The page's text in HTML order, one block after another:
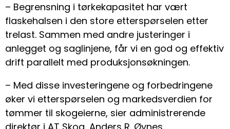
– Begrensning i tørkekapasitet har vært
flaskehalsen i den store etterspørselen etter
trelast. Sammen med andre justeringer i
anlegget og saglinjene, får vi en god og effektiv
drift parallelt med produksjonsøkningen.
– Med disse investeringene og forbedringene
øker vi etterspørselen og markedsverdien for
tømmer til skogeierne, sier administrerende